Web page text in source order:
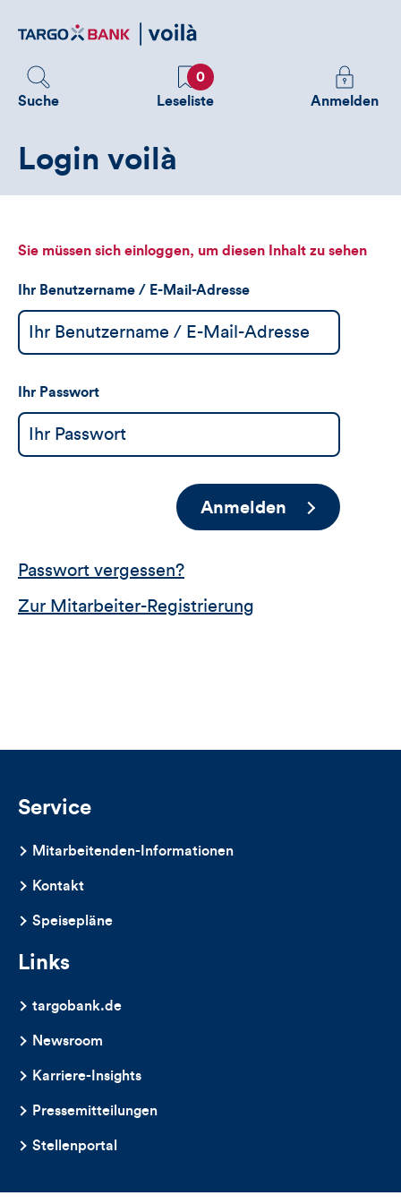
zum
Suche
Favoriten
0
Leseliste
Melden
Sie
sehen
Anmelden
Login voilà
Sie müssen sich einloggen, um diesen Inhalt zu sehen
Ihr Benutzername / E-Mail-Adresse
Ihr Passwort
Anmelden
Passwort vergessen?
Zur Mitarbeiter-Registrierung
Service
Mitarbeitenden-Informationen
Kontakt
Speisepläne
Links
targobank.de
Newsroom
Karriere-Insights
Pressemitteilungen
Stellenportal